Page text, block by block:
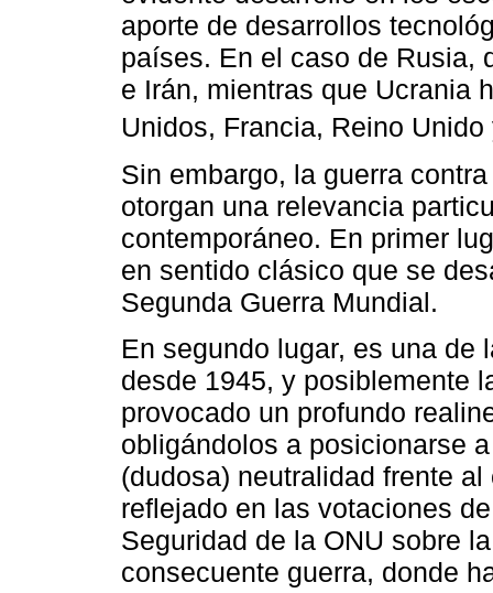
aporte de desarrollos
países. En el caso de Rusia,
e Irán, mientras que Ucrania
Unidos, Francia, Reino
Sin embargo, la guerra
otorgan una relevancia
contemporáneo. En primer
en sentido clásico que se
Segunda Guerra Mundial.
En segundo lugar, es una de
desde 1945, y posiblemente
provocado un profundo
obligándolos a posicionarse
(dudosa) neutralidad frente
reflejado en las votaciones
Seguridad de la ONU sobre
consecuente guerra, donde